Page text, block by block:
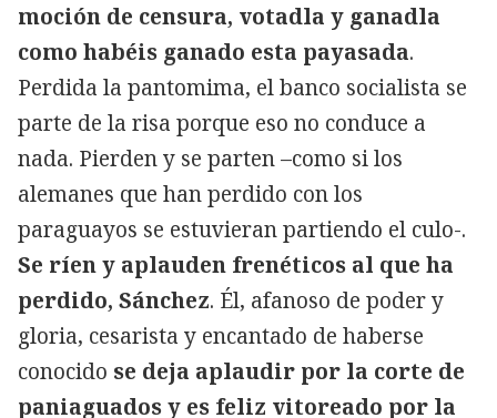
moción de censura, votadla y ganadla
como habéis ganado esta payasada.
Perdida la pantomima, el banco socialista se
parte de la risa porque eso no conduce a
nada. Pierden y se parten –como si los
alemanes que han perdido con los
paraguayos se estuvieran partiendo el culo-.
Se ríen y aplauden frenéticos al que ha
perdido, Sánchez. Él, afanoso de poder y
gloria, cesarista y encantado de haberse
conocido se deja aplaudir por la corte de
paniaguados y es feliz vitoreado por la